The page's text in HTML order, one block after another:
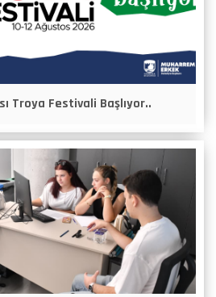
Troya Festivali Başlıyor..